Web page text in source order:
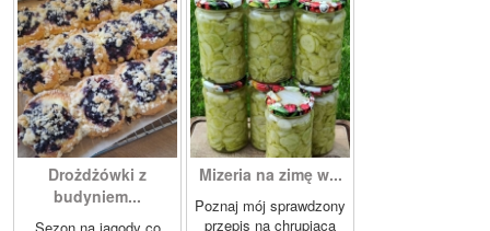
Drożdżówki z
budyniem...
Mizeria na zimę w...
Poznaj mój sprawdzony
przepis na chrupiącą